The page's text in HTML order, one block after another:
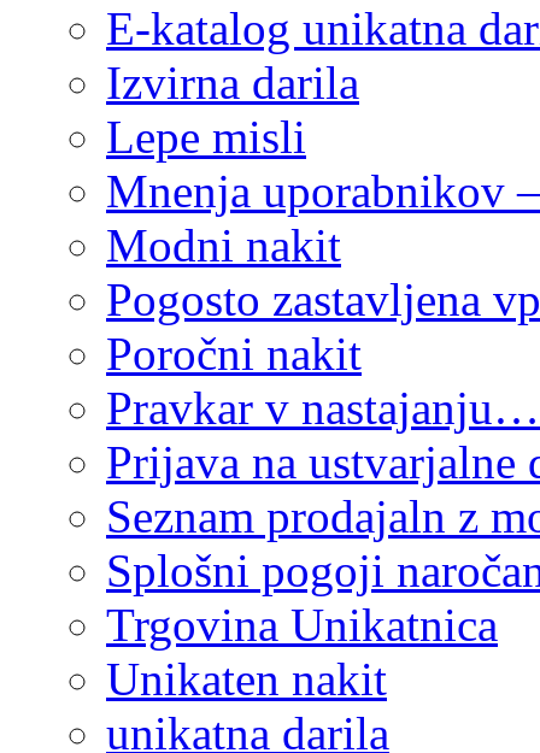
E-katalog unikatna
Izvirna darila
Lepe misli
Mnenja uporabnikov
Modni nakit
Pogosto zastavljena
Poročni nakit
Pravkar v nastajanju…
Prijava na ustvarjalne
Seznam prodajaln z
Splošni pogoji
Trgovina Unikatnica
Unikaten nakit
unikatna darila